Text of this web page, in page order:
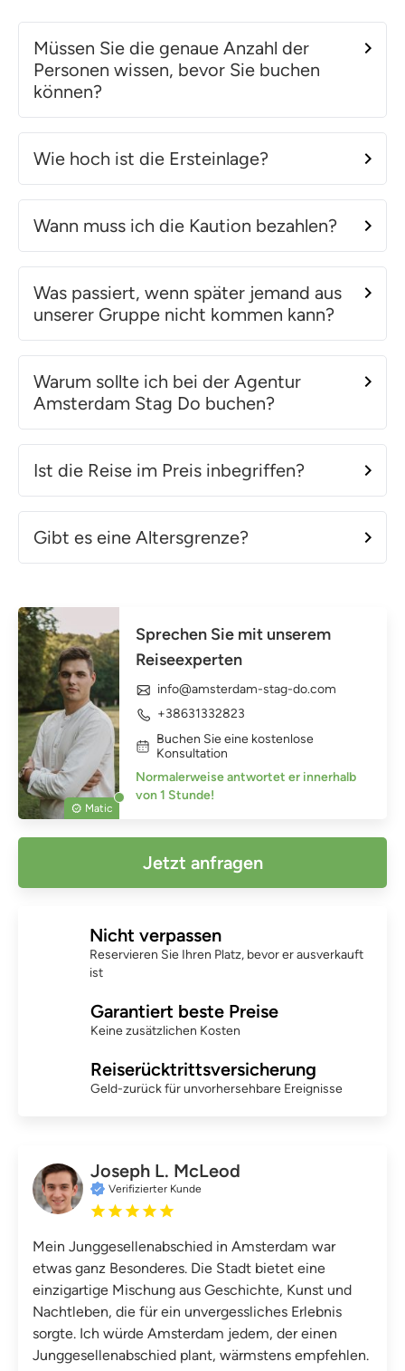
Müssen Sie die genaue Anzahl der
Personen wissen, bevor Sie buchen
können?
Wie hoch ist die Ersteinlage?
Wann muss ich die Kaution bezahlen?
Was passiert, wenn später jemand aus
unserer Gruppe nicht kommen kann?
Warum sollte ich bei der Agentur
Amsterdam Stag Do buchen?
Ist die Reise im Preis inbegriffen?
Gibt es eine Altersgrenze?
Matic
Sprechen Sie mit unserem
Reiseexperten
info@amsterdam-stag-do.com
+38631332823
Buchen Sie eine kostenlose
Konsultation
Normalerweise antwortet er innerhalb
von 1 Stunde!
Jetzt anfragen
Nicht verpassen
Reservieren Sie Ihren Platz, bevor er ausverkauft
ist
Garantiert beste Preise
Keine zusätzlichen Kosten
Reiserücktrittsversicherung
Geld-zurück für unvorhersehbare Ereignisse
Joseph L. McLeod
Verifizierter Kunde
Mein Junggesellenabschied in Amsterdam war
etwas ganz Besonderes. Die Stadt bietet eine
einzigartige Mischung aus Geschichte, Kunst und
Nachtleben, die für ein unvergessliches Erlebnis
sorgte. Ich würde Amsterdam jedem, der einen
Junggesellenabschied plant, wärmstens empfehlen.